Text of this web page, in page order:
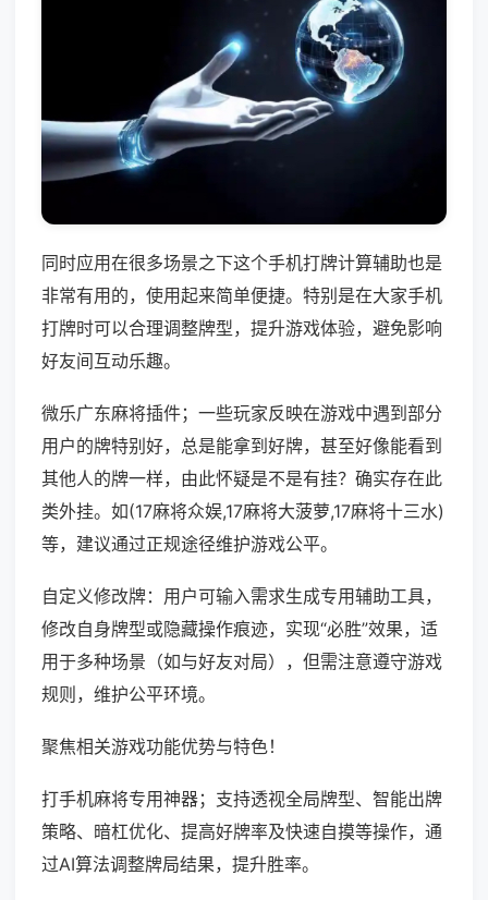
同时应用在很多场景之下这个手机打牌计算辅助也是
非常有用的，使用起来简单便捷。特别是在大家手机
打牌时可以合理调整牌型，提升游戏体验，避免影响
好友间互动乐趣。
微乐广东麻将插件；一些玩家反映在游戏中遇到部分
用户的牌特别好，总是能拿到好牌，甚至好像能看到
其他人的牌一样，由此怀疑是不是有挂？确实存在此
类外挂。如(17麻将众娱,17麻将大菠萝,17麻将十三水)
等，建议通过正规途径维护游戏公平。
自定义修改牌：用户可输入需求生成专用辅助工具，
修改自身牌型或隐藏操作痕迹，实现“必胜”效果，适
用于多种场景（如与好友对局），但需注意遵守游戏
规则，维护公平环境。
聚焦相关游戏功能优势与特色！
打手机麻将专用神器；支持透视全局牌型、智能出牌
策略、暗杠优化、提高好牌率及快速自摸等操作，通
过AI算法调整牌局结果，提升胜率。